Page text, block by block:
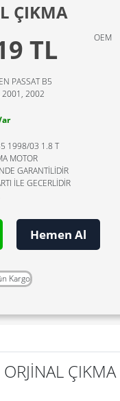
ÇIKMA
TL
PASSAT B5
2002
1998/03 1.8 T
MOTOR
GARANTİLİDİR
İLE GECERLİDİR
OEM
Hemen Al
ÇIKMA